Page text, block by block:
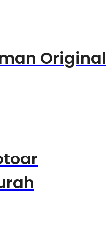
Original